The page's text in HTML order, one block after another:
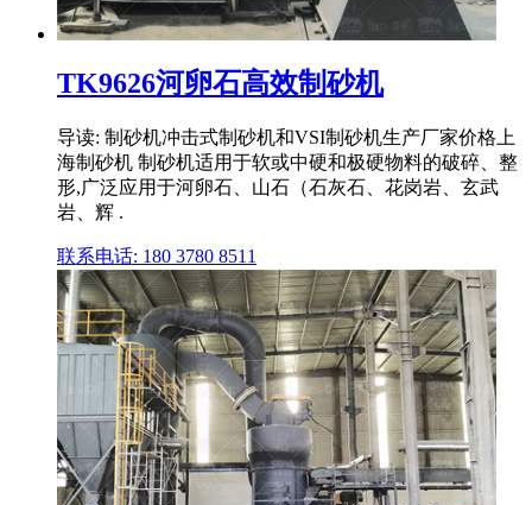
TK9626河卵石高效制砂机
导读: 制砂机冲击式制砂机和VSI制砂机生产厂家价格上
海制砂机 制砂机适用于软或中硬和极硬物料的破碎、整
形,广泛应用于河卵石、山石（石灰石、花岗岩、玄武
岩、辉 .
联系电话: 180 3780 8511